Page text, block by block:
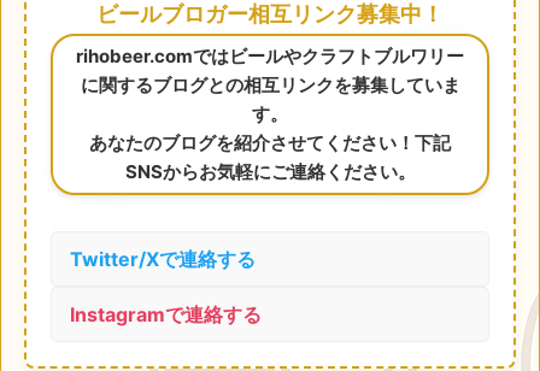
ビールブロガー相互リンク募集中！
rihobeer.comではビールやクラフトブルワリー
に関するブログとの相互リンクを募集していま
す。
あなたのブログを紹介させてください！下記
SNSからお気軽にご連絡ください。
Twitter/Xで連絡する
Instagramで連絡する